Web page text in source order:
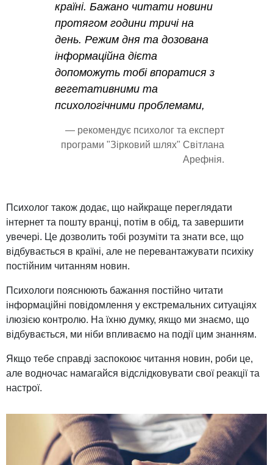
країні. Бажано читати новини
протягом години тричі на
день. Режим дня та дозована
інформаційна дієта
допоможуть тобі впоратися з
вегетативними та
психологічними проблемами,
— рекомендує психолог та експерт
програми "Зірковий шлях" Світлана
Арефнія.
Психолог також додає, що найкраще переглядати
інтернет та пошту вранці, потім в обід, та завершити
увечері. Це дозволить тобі розуміти та знати все, що
відбувається в країні, але не перевантажувати психіку
постійним читанням новин.
Психологи пояснюють бажання постійно читати
інформаційні повідомлення у екстремальних ситуаціях
ілюзією контролю. На їхню думку, якщо ми знаємо, що
відбувається, ми ніби впливаємо на події цим знанням.
Якщо тебе справді заспокоює читання новин, роби це,
але водночас намагайся відслідковувати свої реакції та
настрої.